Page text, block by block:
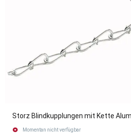
Storz Blindkupplungen mit Kette
Momentan nicht verfügbar